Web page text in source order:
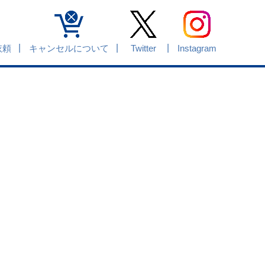
頼 キャンセルについて Twitter Instagram